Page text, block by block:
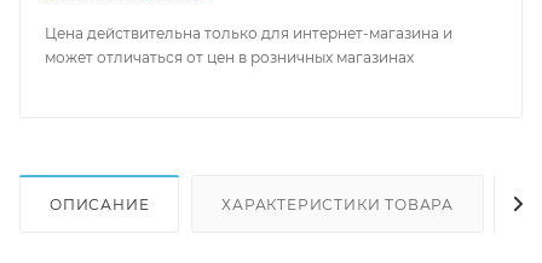
Цена действительна только для интернет-магазина и
может отличаться от цен в розничных магазинах
ОПИСАНИЕ ХАРАКТЕРИСТИКИ ТОВАРА